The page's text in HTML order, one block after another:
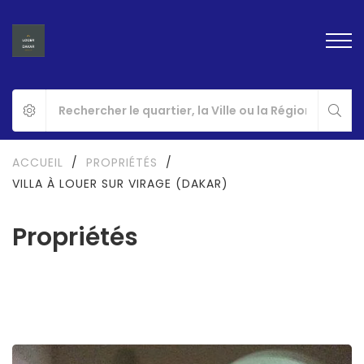
Propriétés
ACCUEIL / PROPRIÉTÉS
/
VILLA À LOUER SUR VIRAGE (DAKAR)